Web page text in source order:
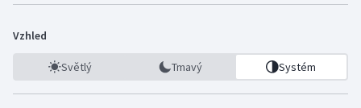
Vzhled
Světlý Tmavý Systém